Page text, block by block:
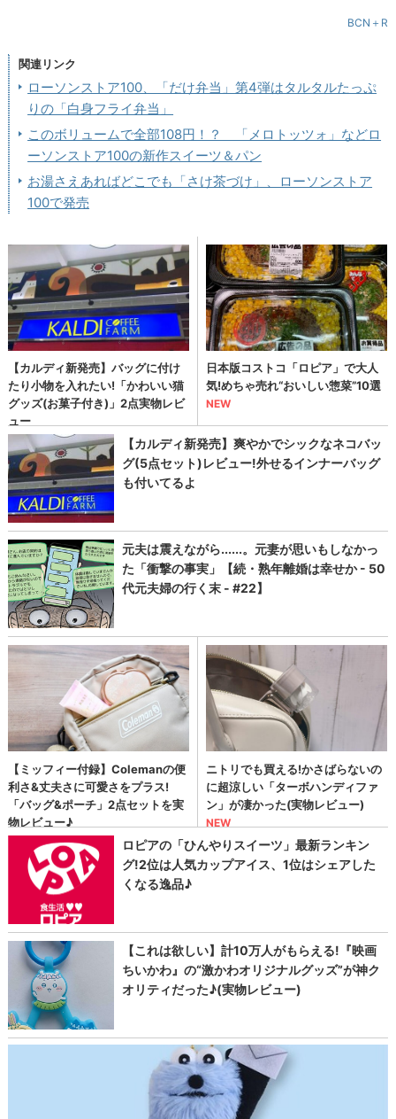
BCN＋R
関連リンク
ローソンストア100、「だけ弁当」第4弾はタルタルたっぷ
りの「白身フライ弁当」
このボリュームで全部108円！？ 「メロトッツォ」などロ
ーソンストア100の新作スイーツ＆パン
お湯さえあればどこでも「さけ茶づけ」、ローソンストア
100で発売